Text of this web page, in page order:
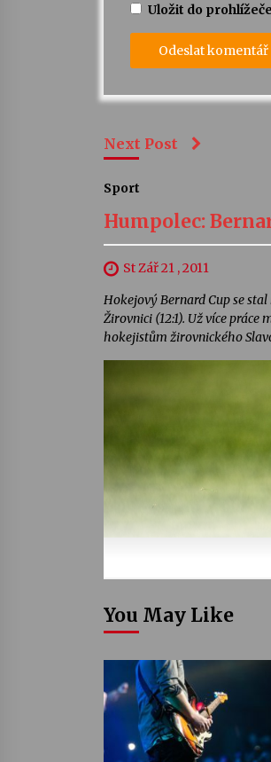
Uložit do
Next Post
Sport
Humpolec:
St Zář 21 , 2011
Hokejový Bernard Cup se
Žirovnici (12:1). Už více
hokejistům žirovnického
You May Like